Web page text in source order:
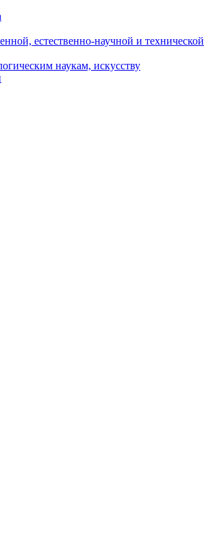
естественно-научной и технической
наукам, искусству